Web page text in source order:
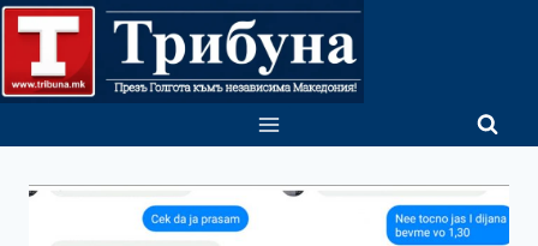
Skip
content